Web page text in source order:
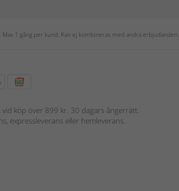
1 gång per kund. Kan ej kombineras med andra erbjudanden.
köp över 899 kr. 30 dagars ångerrätt.
expressleverans eller hemleverans.